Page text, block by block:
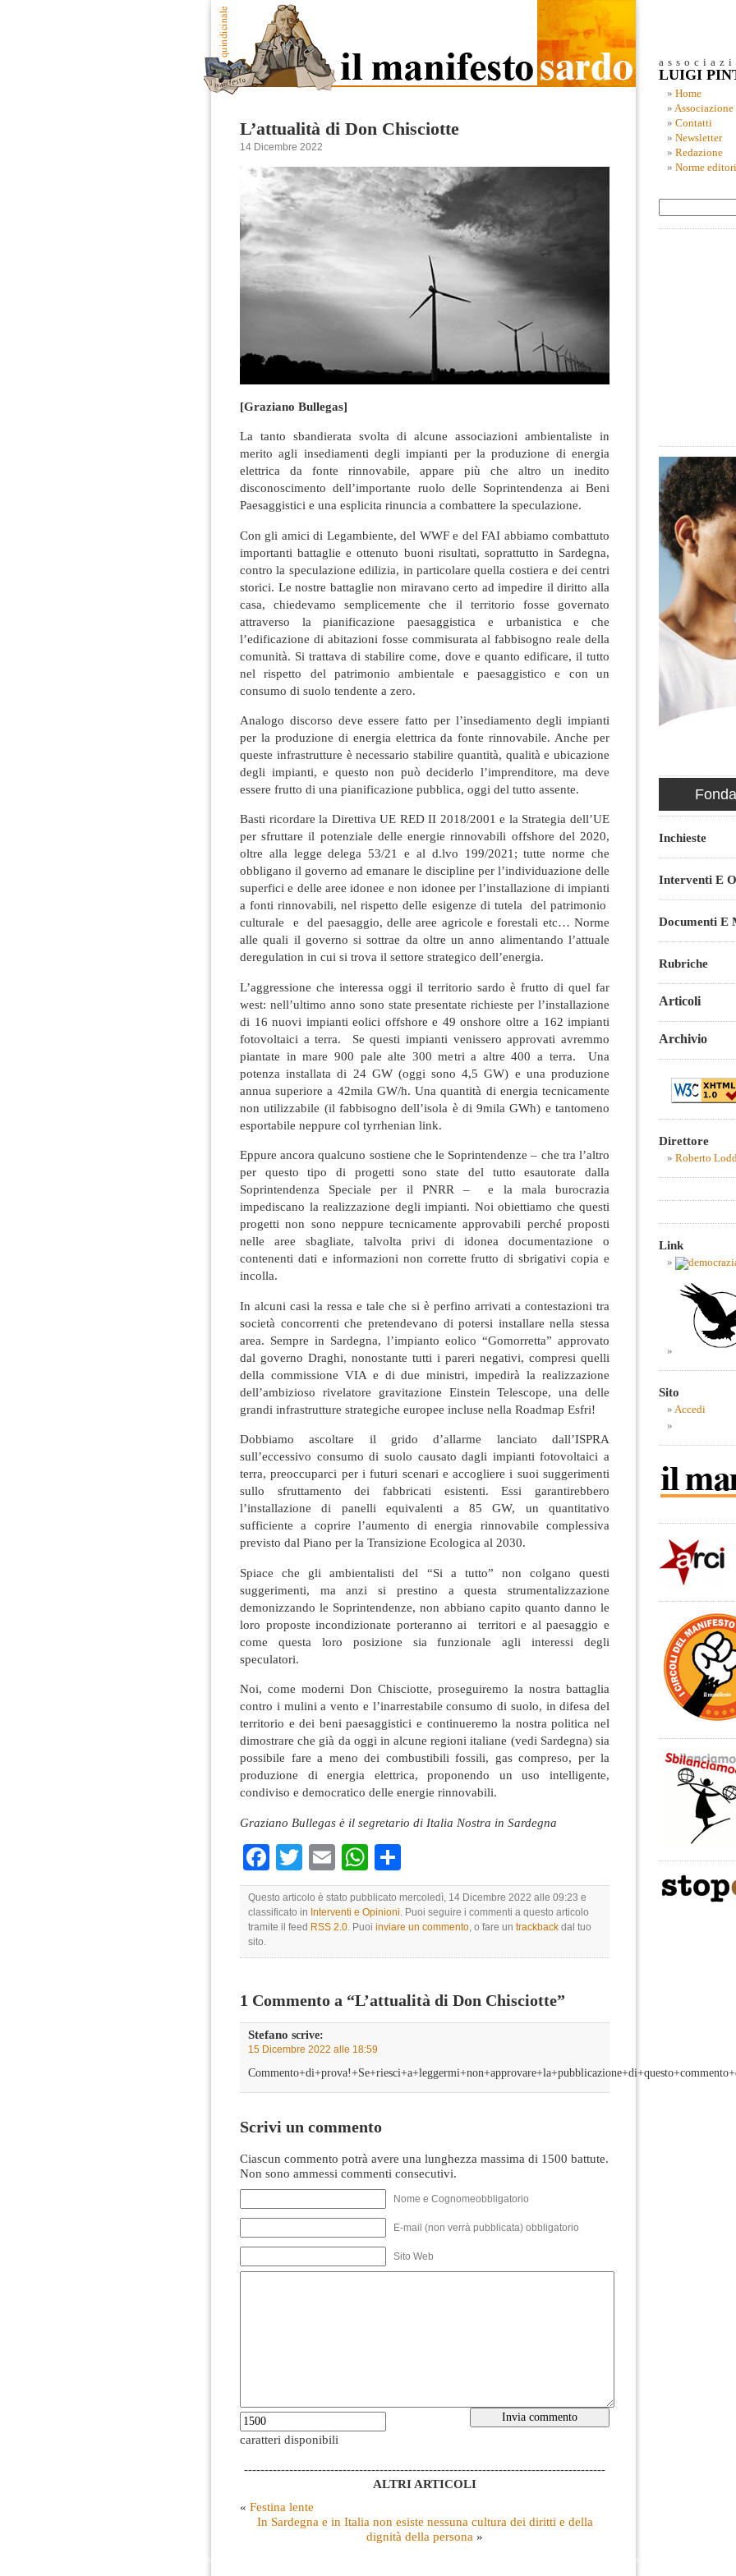
L’attualità di Don Chisciotte
14 Dicembre 2022
[Graziano Bullegas]
La tanto sbandierata svolta di alcune associazioni ambientaliste in
merito agli insediamenti degli impianti per la produzione di energia
elettrica da fonte rinnovabile, appare più che altro un inedito
disconoscimento dell’importante ruolo delle Soprintendenza ai Beni
Paesaggistici e una esplicita rinuncia a combattere la speculazione.
Con gli amici di Legambiente, del WWF e del FAI abbiamo combattuto
importanti battaglie e ottenuto buoni risultati, soprattutto in Sardegna,
contro la speculazione edilizia, in particolare quella costiera e dei centri
storici. Le nostre battaglie non miravano certo ad impedire il diritto alla
casa, chiedevamo semplicemente che il territorio fosse governato
attraverso la pianificazione paesaggistica e urbanistica e che
l’edificazione di abitazioni fosse commisurata al fabbisogno reale della
comunità. Si trattava di stabilire come, dove e quanto edificare, il tutto
nel rispetto del patrimonio ambientale e paesaggistico e con un
consumo di suolo tendente a zero.
Analogo discorso deve essere fatto per l’insediamento degli impianti
per la produzione di energia elettrica da fonte rinnovabile. Anche per
queste infrastrutture è necessario stabilire quantità, qualità e ubicazione
degli impianti, e questo non può deciderlo l’imprenditore, ma deve
essere frutto di una pianificazione pubblica, oggi del tutto assente.
Basti ricordare la Direttiva UE RED II 2018/2001 e la Strategia dell’UE
per sfruttare il potenziale delle energie rinnovabili offshore del 2020,
oltre alla legge delega 53/21 e al d.lvo 199/2021; tutte norme che
obbligano il governo ad emanare le discipline per l’individuazione delle
superfici e delle aree idonee e non idonee per l’installazione di impianti
a fonti rinnovabili, nel rispetto delle esigenze di tutela del patrimonio
culturale e del paesaggio, delle aree agricole e forestali etc… Norme
alle quali il governo si sottrae da oltre un anno alimentando l’attuale
deregulation in cui si trova il settore strategico dell’energia.
L’aggressione che interessa oggi il territorio sardo è frutto di quel far
west: nell’ultimo anno sono state presentate richieste per l’installazione
di 16 nuovi impianti eolici offshore e 49 onshore oltre a 162 impianti
fotovoltaici a terra. Se questi impianti venissero approvati avremmo
piantate in mare 900 pale alte 300 metri a altre 400 a terra. Una
potenza installata di 24 GW (oggi sono 4,5 GW) e una produzione
annua superiore a 42mila GW/h. Una quantità di energia tecnicamente
non utilizzabile (il fabbisogno dell’isola è di 9mila GWh) e tantomeno
esportabile neppure col tyrrhenian link.
Eppure ancora qualcuno sostiene che le Soprintendenze – che tra l’altro
per questo tipo di progetti sono state del tutto esautorate dalla
Soprintendenza Speciale per il PNRR – e la mala burocrazia
impediscano la realizzazione degli impianti. Noi obiettiamo che questi
progetti non sono neppure tecnicamente approvabili perché proposti
nelle aree sbagliate, talvolta privi di idonea documentazione o
contenenti dati e informazioni non corrette frutto di sbrigativi copia e
incolla.
In alcuni casi la ressa e tale che si è perfino arrivati a contestazioni tra
società concorrenti che pretendevano di potersi installare nella stessa
area. Sempre in Sardegna, l’impianto eolico “Gomorretta” approvato
dal governo Draghi, nonostante tutti i pareri negativi, compresi quelli
della commissione VIA e di due ministri, impedirà la realizzazione
dell’ambizioso rivelatore gravitazione Einstein Telescope, una delle
grandi infrastrutture strategiche europee incluse nella Roadmap Esfri!
Dobbiamo ascoltare il grido d’allarme lanciato dall’ISPRA
sull’eccessivo consumo di suolo causato dagli impianti fotovoltaici a
terra, preoccuparci per i futuri scenari e accogliere i suoi suggerimenti
sullo sfruttamento dei fabbricati esistenti. Essi garantirebbero
l’installazione di panelli equivalenti a 85 GW, un quantitativo
sufficiente a coprire l’aumento di energia rinnovabile complessiva
previsto dal Piano per la Transizione Ecologica al 2030.
Spiace che gli ambientalisti del “Si a tutto” non colgano questi
suggerimenti, ma anzi si prestino a questa strumentalizzazione
demonizzando le Soprintendenze, non abbiano capito quanto danno le
loro proposte incondizionate porteranno ai territori e al paesaggio e
come questa loro posizione sia funzionale agli interessi degli
speculatori.
Noi, come moderni Don Chisciotte, proseguiremo la nostra battaglia
contro i mulini a vento e l’inarrestabile consumo di suolo, in difesa del
territorio e dei beni paesaggistici e continueremo la nostra politica nel
dimostrare che già da oggi in alcune regioni italiane (vedi Sardegna) sia
possibile fare a meno dei combustibili fossili, gas compreso, per la
produzione di energia elettrica, proponendo un uso intelligente,
condiviso e democratico delle energie rinnovabili.
Graziano Bullegas è il segretario di Italia Nostra in Sardegna
Facebook
Twitter
EmailWhatsApp
Questo articolo è stato pubblicato mercoledì, 14 Dicembre 2022 alle 09:23 e
classificato in Interventi e Opinioni . Puoi seguire i commenti a questo articolo
tramite il feed RSS 2.0 . Puoi inviare un commento , o fare un trackback dal tuo
sito.
1 Commento a “L’attualità di Don Chisciotte”
Stefano scrive:
15 Dicembre 2022 alle 18:59
Scrivi un commento
Ciascun commento potrà avere una lunghezza massima di 1500 battute.
Non sono ammessi commenti consecutivi.
Nome e Cognomeobbligatorio
E-mail (non verrà pubblicata) obbligatorio
Sito Web
caratteri disponibili
----------------------------------------------------------------------------------------
ALTRI ARTICOLI
« Festina lente
In Sardegna e in Italia non esiste nessuna cultura dei diritti e della
dignità della persona »
LUIGI
Home
Associazione
Contatti
Newsletter
Redazione
Norme
Inchieste
Interventi E
Documenti E
Rubriche
Articoli
Archivio
Direttore
Roberto
Link
Sito
Accedi